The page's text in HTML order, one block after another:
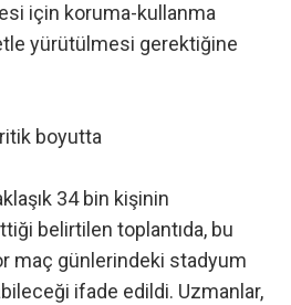
için koruma-kullanma
yürütülmesi gerektiğine
boyutta
34 bin kişinin
belirtilen toplantıda, bu
maç günlerindeki stadyum
ifade edildi. Uzmanlar,